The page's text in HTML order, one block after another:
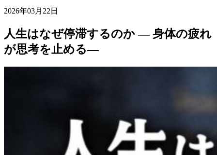
2026年03月22日
人生はなぜ停滞するのか ― 身体の疲れ
が思考を止める―